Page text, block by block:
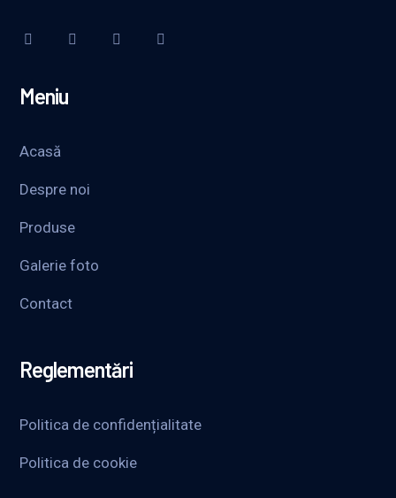
Meniu
Acasă
Despre noi
Produse
Galerie foto
Contact
Reglementări
Politica de confidențialitate
Politica de cookie